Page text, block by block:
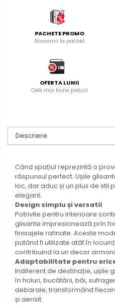
PACHETE PROMO
Economii la pachet
OFERTA LUNII
Cele mai bune prețuri
Descriere
Când spațiul reprezintă o
răspunsul perfect. Ușile
loc, dar aduc și un plus de stil
elegant.
Design simplu și versatil
Potrivite pentru interioare
glisante impresionează prin
finisajele rafinate. Aceste
putând fi utilizate atât în
contribuind la un decor
Adaptabilitate pentru
Indiferent de destinație, ușile
în holuri, bucătării, băi,
debarale, transformând
și aerisit.